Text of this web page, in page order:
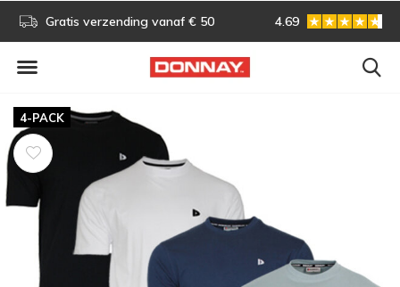
Gratis verzending vanaf € 50 Gratis omruilen
4.69
4-PACK